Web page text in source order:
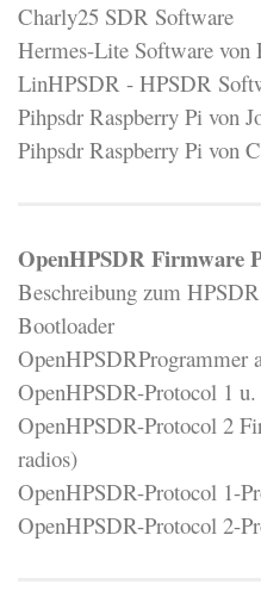
Charly25 SDR Software
Hermes-Lite Software von
LinHPSDR - HPSDR
Pihpsdr Raspberry Pi von
Pihpsdr Raspberry Pi von
OpenHPSDR Firmware
Beschreibung zum
Bootloader
OpenHPSDRProgrammer
OpenHPSDR-Protocol 1
OpenHPSDR-Protocol 2
radios)
OpenHPSDR-Protocol 1-
OpenHPSDR-Protocol 2-